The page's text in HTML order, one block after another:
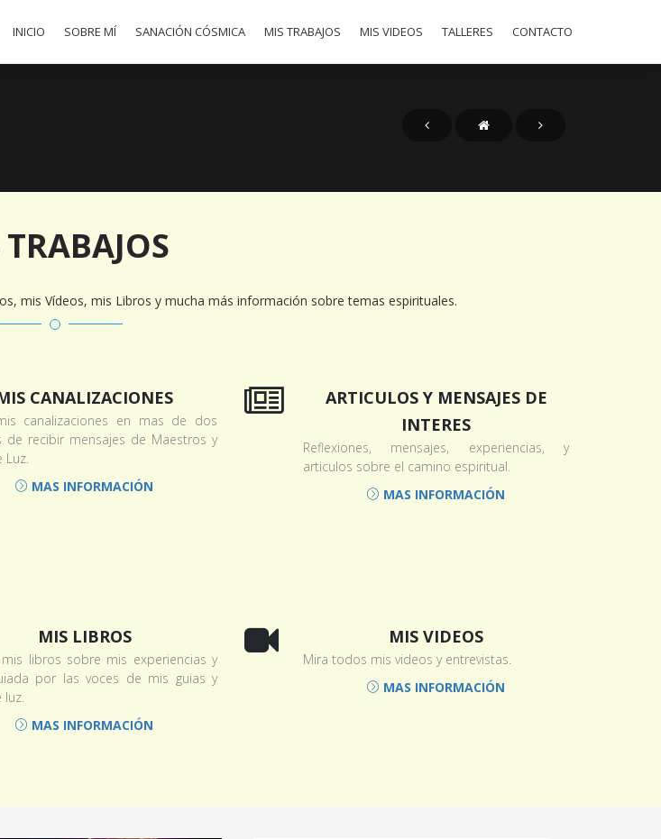
INICIO SOBRE MÍ SANACIÓN CÓSMICA MIS TRABAJOS MIS VIDEOS TALLERES CONTACTO
mis Vídeos, mis Libros y mucha más información sobre temas espirituales.
CANALIZACIONES
canalizaciones en mas de dos
de recibir mensajes de Maestros y
Luz.
MAS INFORMACIÓN
ARTICULOS Y MENSAJES DE
INTERES
Reflexiones, mensajes, experiencias, y
articulos sobre el camino espiritual.
MAS INFORMACIÓN
MIS LIBROS
libros sobre mis experiencias y
por las voces de mis guias y
luz.
MAS INFORMACIÓN
MIS VIDEOS
Mira todos mis videos y entrevistas.
MAS INFORMACIÓN